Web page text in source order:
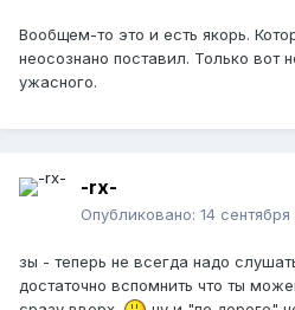
Вообщем-то это и есть якорь.
неосознано поставил. Только вот
ужасного.
-rx-
Опубликовано: 14
зы - теперь не всегда надо
достаточно вспомнить что ты